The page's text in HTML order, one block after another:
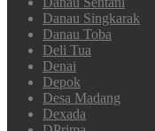
Danau Singkarak
Danau Toba
Deli Tua
Denai
Depok
Desa Madang
Dexada